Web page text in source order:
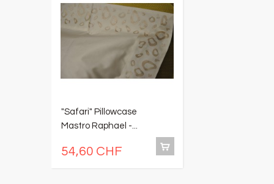
"Safari" Pillowcase
Mastro Raphael -...
54,60 CHF